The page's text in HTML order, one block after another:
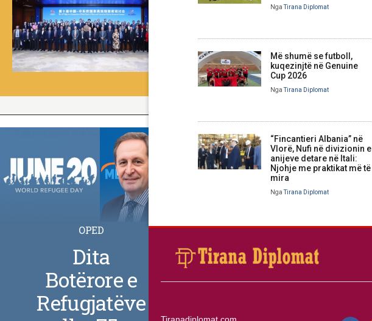
NgaTirana Diplomat
Më shumë se futboll,
kuqezinjtë në Genuine
Cup 2026
NgaTirana Diplomat
“Fincantieri Albania” në
Vlorë, Nufi në divizionin e
anijeve detare në Itali:
Njohje me praktikat më të
mira
NgaTirana Diplomat
OPED
Dita
Botërore e
Refugjatëve
Tiranadiplomat.com